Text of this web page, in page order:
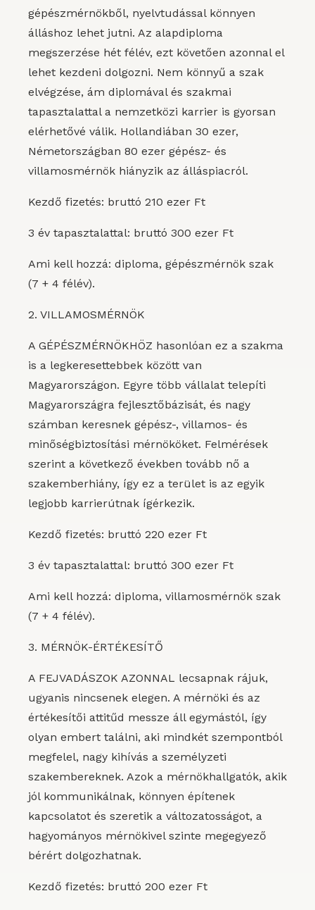
gépészmérnökből, nyelvtudással könnyen
álláshoz lehet jutni. Az alapdiploma
megszerzése hét félév, ezt követően azonnal el
lehet kezdeni dolgozni. Nem könnyű a szak
elvégzése, ám diplomával és szakmai
tapasztalattal a nemzetközi karrier is gyorsan
elérhetővé válik. Hollandiában 30 ezer,
Németországban 80 ezer gépész- és
villamosmérnök hiányzik az álláspiacról.
Kezdő fizetés: bruttó 210 ezer Ft
3 év tapasztalattal: bruttó 300 ezer Ft
Ami kell hozzá: diploma, gépészmérnök szak
(7 + 4 félév).
2. VILLAMOSMÉRNÖK
A GÉPÉSZMÉRNÖKHÖZ hasonlóan ez a szakma
is a legkeresettebbek között van
Magyarországon. Egyre több vállalat telepíti
Magyarországra fejlesztőbázisát, és nagy
számban keresnek gépész-, villamos- és
minőségbiztosítási mérnököket. Felmérések
szerint a következő években tovább nő a
szakemberhiány, így ez a terület is az egyik
legjobb karrierútnak ígérkezik.
Kezdő fizetés: bruttó 220 ezer Ft
3 év tapasztalattal: bruttó 300 ezer Ft
Ami kell hozzá: diploma, villamosmérnök szak
(7 + 4 félév).
3. MÉRNÖK-ÉRTÉKESÍTŐ
A FEJVADÁSZOK AZONNAL lecsapnak rájuk,
ugyanis nincsenek elegen. A mérnöki és az
értékesítői attitűd messze áll egymástól, így
olyan embert találni, aki mindkét szempontból
megfelel, nagy kihívás a személyzeti
szakembereknek. Azok a mérnökhallgatók, akik
jól kommunikálnak, könnyen építenek
kapcsolatot és szeretik a változatosságot, a
hagyományos mérnökivel szinte megegyező
bérért dolgozhatnak.
Kezdő fizetés: bruttó 200 ezer Ft